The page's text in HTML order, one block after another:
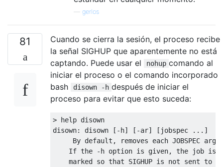
gerlos
81
Cuando se cierra la sesión, el proceso recibe
la señal SIGHUP que aparentemente no está
captando. Puede usar el
nohup comando al
iniciar el proceso o el comando incorporado
bash
disown -h después de iniciar el
proceso para evitar que esto suceda:
> help disown
disown: disown [-h] [-ar] [jobspec ...]
By default, removes each JOBSPEC
If the -h option is given, the job is
marked so that SIGHUP is not sent to